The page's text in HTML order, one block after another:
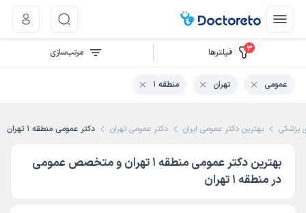
بهترین دکتر عمومی ایران دکتر عمومی تهران دکتر عمومی منطقه 1 تهران
بهترین دکتر عمومی منطقه 1 تهران و متخصص عمومی
در منطقه 1 تهران
3 فیلتر‌ها مرتب‌سازی
عمومی تهران منطقه 1